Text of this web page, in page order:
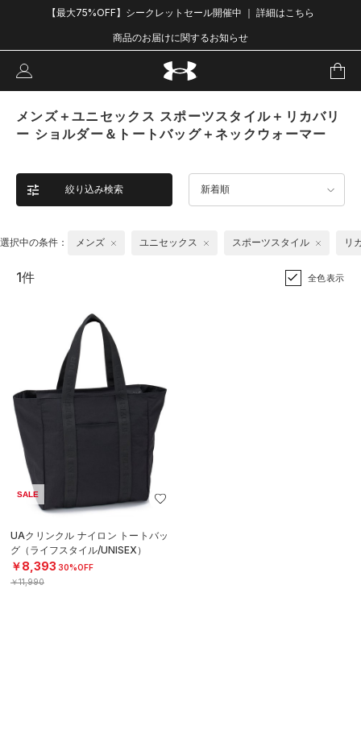
【最大75%OFF】シークレットセール開催中 ｜ 詳細はこちら
商品のお届けに関するお知らせ
メンズ＋ユニセックス スポーツスタイル＋リカバリ
ー ショルダー＆トートバッグ＋ネックウォーマー
絞り込み検索 新着順
選択中の条件： メンズ ユニセックス スポーツスタイル リ
1件 全色表示
SALE
UAクリンクル ナイロン トートバッ
グ（ライフスタイル/UNISEX）
￥8,393 30%OFF
￥11,990